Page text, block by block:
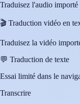
Traduisez l'audio importé
🎬 Traduction vidéo en
Traduisez la vidéo
💬 Traduction de texte
Essai limité dans le
Transcrire